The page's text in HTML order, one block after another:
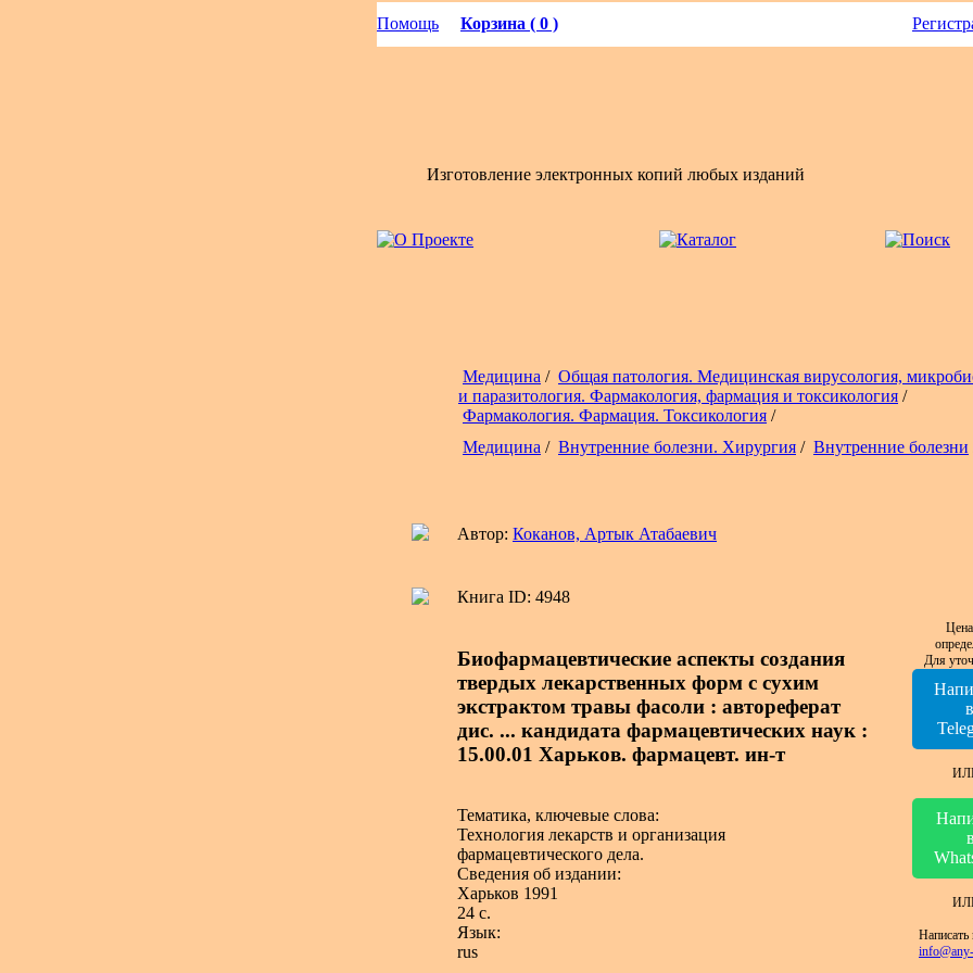
Помощь Корзина ( 0 )
Изготовление электронных копий любых изданий
Медицина / Общая патология. Медицинская вирусология,
и паразитология. Фармакология, фармация и токсикология /
Фармакология. Фармация. Токсикология /
Медицина / Внутренние болезни. Хирургия / Внутренние болезни
Автор: Коканов, Артык Атабаевич
Книга ID: 4948
Биофармацевтические аспекты создания
твердых лекарственных форм с сухим
экстрактом травы фасоли : автореферат
дис. ... кандидата фармацевтических наук :
15.00.01 Харьков. фармацевт. ин-т
Тематика, ключевые слова:
Технология лекарств и организация
фармацевтического дела.
Сведения об издании:
Харьков 1991
24 с.
Язык:
rus
Для
в
в
Написать